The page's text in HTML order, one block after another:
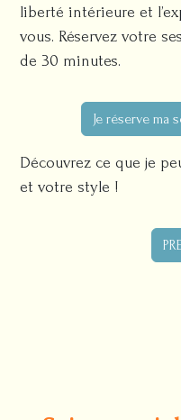
liberté intérieure et
vous. Réservez votre
de 30 minutes.
Je réserve ma
Découvrez ce que je
et votre style !